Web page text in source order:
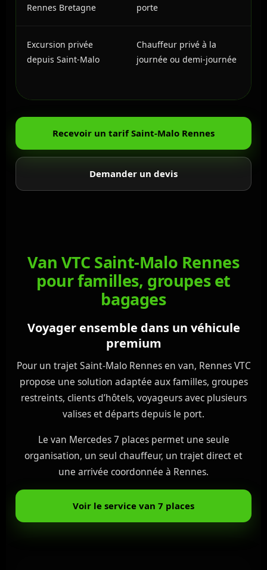
Rennes Bretagne
porte
Excursion privée
depuis Saint-Malo
Chauffeur privé à la
journée ou demi-journée
Recevoir un tarif Saint-Malo Rennes
Demander un devis
Van VTC Saint-Malo Rennes
pour familles, groupes et
bagages
Voyager ensemble dans un véhicule
premium
Pour un trajet Saint-Malo Rennes en van, Rennes VTC
propose une solution adaptée aux familles, groupes
restreints, clients d’hôtels, voyageurs avec plusieurs
valises et départs depuis le port.
Le van Mercedes 7 places permet une seule
organisation, un seul chauffeur, un trajet direct et
une arrivée coordonnée à Rennes.
Voir le service van 7 places